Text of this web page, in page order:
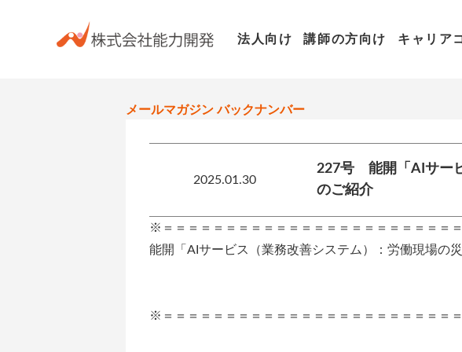
法人向け 講師の方向け キャリア
メールマガジン バックナンバー
2025.01.30
227号 能開「AIサー
のご紹介
※＝＝＝＝＝＝＝＝＝＝＝＝＝＝＝＝＝＝＝＝＝＝＝
能開「AIサービス（業務改善システム）：労働現場の
第２２７号（
※＝＝＝＝＝＝＝＝＝＝＝＝＝＝＝＝＝＝＝＝＝＝＝